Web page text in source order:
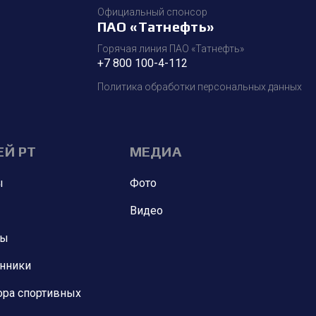
Официальный спонсор
ПАО «Татнефть»
Горячая линия ПАО «Татнефть»
+7 800 100-4-112
Политика обработки персональных данных
РТ
спортивных
МЕДИА
Фото
Видео